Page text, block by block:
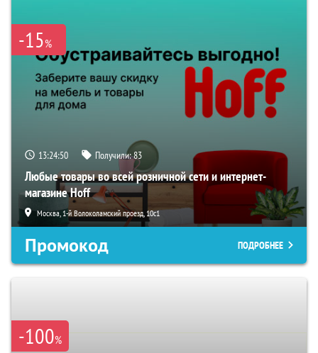
-15%
13:24:49 Получили:83
Любые товары во всей розничной сети и интернет-
магазине Hoff
Москва, 1-й Волоколамский проезд, 10с1
Промокод ПОДРОБНЕЕ
-100%